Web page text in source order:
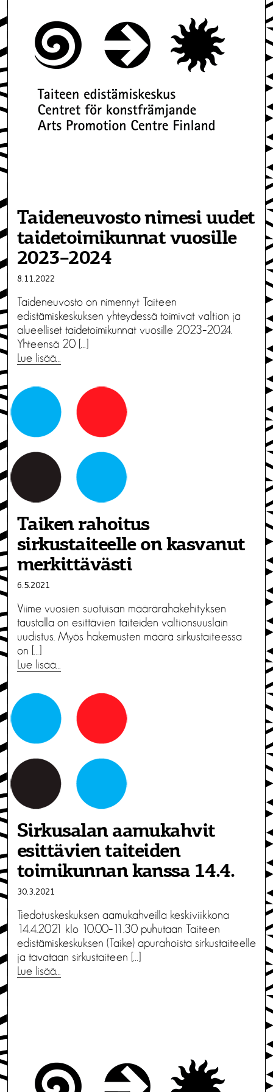
Taideneuvosto nimesi uudet
taidetoimikunnat vuosille
2023–2024
8.11.2022
Taideneuvosto on nimennyt Taiteen
edistämiskeskuksen yhteydessä toimivat valtion ja
alueelliset taidetoimikunnat vuosille 2023–2024.
Yhteensä 20 […]
Lue lisää…
Taiken rahoitus
sirkustaiteelle on kasvanut
merkittävästi
6.5.2021
Viime vuosien suotuisan määrärahakehityksen
taustalla on esittävien taiteiden valtionsuuslain
uudistus. Myös hakemusten määrä sirkustaiteessa
on […]
Lue lisää…
Sirkusalan aamukahvit
esittävien taiteiden
toimikunnan kanssa 14.4.
30.3.2021
Tiedotuskeskuksen aamukahveilla keskiviikkona
14.4.2021 klo 10.00–11.30 puhutaan Taiteen
edistämiskeskuksen (Taike) apurahoista sirkustaiteelle
ja tavataan sirkustaiteen […]
Lue lisää…